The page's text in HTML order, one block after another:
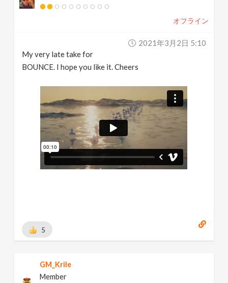
オフライン
2021年3月2日 5:10
My very late take for
BOUNCE. I hope you like it. Cheers
5
GM_Krile
Member